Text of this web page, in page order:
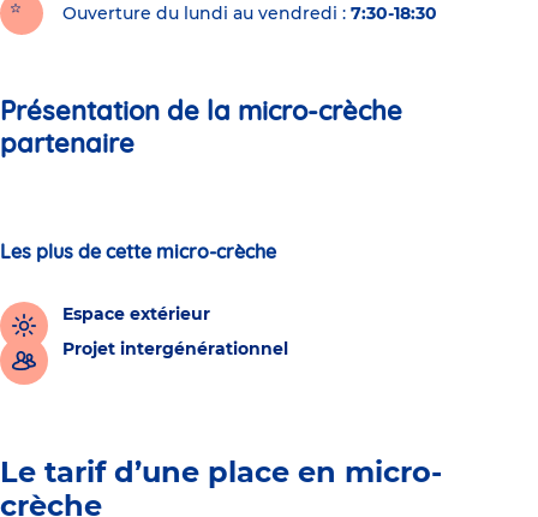
Ouverture du lundi au vendredi : 7:30-18:30
Présentation de la micro-crèche
partenaire
Les plus de cette micro-crèche
Espace extérieur
Projet intergénérationnel
Le tarif d’une place en micro-
crèche